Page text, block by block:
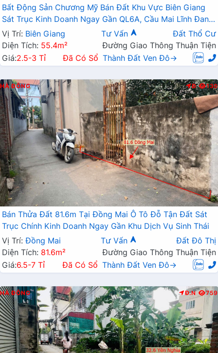
Bất Động Sản Chương Mỹ Bán Đất Khu Vực Biên Giang
Sát Trục Kinh Doanh Ngay Gần QL6A, Cầu Mai Lĩnh Đang
Mở Rộng
Vị Trí: Biên Giang Tư Vấn
Đất Thổ Cư
Diện Tích: 55.4m²
Đường Giao Thông Thuận Tiện
Giá:2.5-3 Tỉ Đã Có Sổ Thành Đất Ven Đô→
HÀ ĐÔNG Đ 130
Bán Thửa Đất 81.6m Tại Đồng Mai Ô Tô Đỗ Tận Đất Sát
Trục Chính Kinh Doanh Ngay Gần Khu Dịch Vụ Sinh Thái
Vị Trí: Đồng Mai Tư Vấn
Đất Đô Thị
Diện Tích: 81.6m²
Đường Giao Thông Thuận Tiện
Giá:6.5-7 Tỉ Đã Có Sổ Thành Đất Ven Đô→
HÀ ĐÔNG Đ.N 759